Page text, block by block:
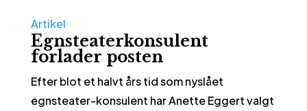
Artikel
Egnsteaterkonsulent
forlader posten
Efter blot et halvt års tid som nyslået
egnsteater-konsulent har Anette Eggert valgt